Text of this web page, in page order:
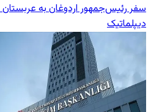
سفر رئیس‌جمهور اردوغان به
دیپلماتیک